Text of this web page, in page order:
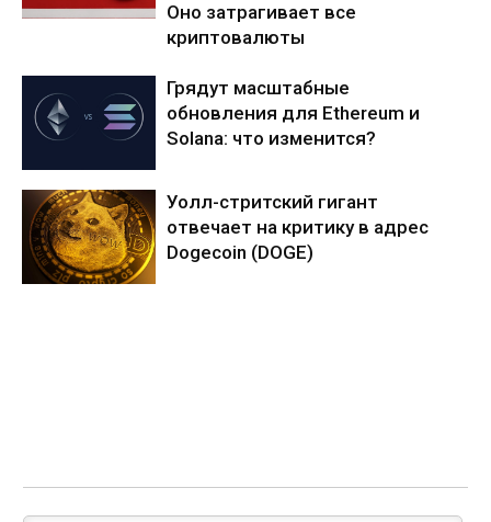
Оно затрагивает все
криптовалюты
Грядут масштабные
обновления для Ethereum и
Solana: что изменится?
Уолл-стритский гигант
отвечает на критику в адрес
Dogecoin (DOGE)